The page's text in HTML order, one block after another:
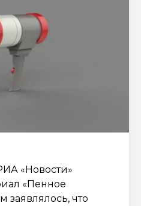
«Новости»
«Пенное
заявлялось, что